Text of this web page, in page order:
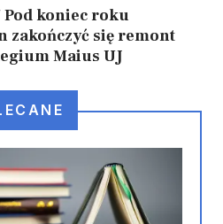
koniec roku
zakończyć się remont
Maius UJ